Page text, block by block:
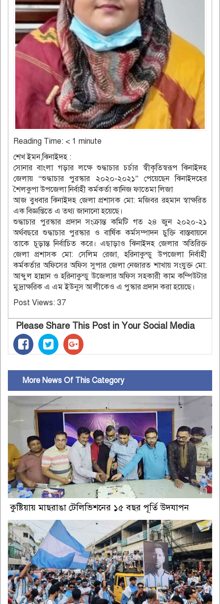
Reading Time: < 1 minute
শেখ ইমন,ঝিনাইদহ :
সোনার বাংলা গড়ার লক্ষে শুদ্ধাচার চর্চার স্বীকৃতিস্বরূপ ঝিনাইদহ
জেলায় “শুদ্ধাচার পুরস্কার ২০২০-২০২১” পেয়েছেন ঝিনাইদহের
শৈলকুপা উপজেলা নির্বাহী কর্মকর্তা কানিজ ফাতেমা লিজা
আজ বুধবার ঝিনাইদহ জেলা প্রশাসক মো: মজিবর রহমান স্বাক্ষরিত
এক বিজ্ঞপ্তিতে এ তথ্য জানানো হয়েছে।
শুদ্ধাচার পুরস্কার প্রদান সংক্রান্ত কমিটি গত ২৪ জুন ২০২০-২১
অর্থবছরে শুদ্ধাচার পুরস্কার ও বার্ষিক কর্মসম্পাদন চুক্তি বাস্তবায়নে
তাকে চূড়ান্ত নির্বাচিত করে। এছাড়াও ঝিনাইদহ জেলার অতিরিক্ত
জেলা প্রশাসক মো: সেলিম রেজা, হরিনাকুন্ডু উপজেলা নির্বাহী
কর্মকর্তার অফিসের অফিস সুপার জেলা নেজারত শাখায় সংযুক্ত মো:
আব্দুল হান্নান ও হরিনাকুন্ডু উজেলার অফিস সহকারী কাম কম্পিউটার
মুদ্রাক্ষরিক এ এম ইউনুস আলীকেও এ পুস্কার প্রদান করা হয়েছে।
Post Views: 37
Please Share This Post in Your Social Media
More News Of This Category
কুষ্টিয়ায় মাছরাঙা টেলিভিশনের ১৫ বছর পূর্তি উদযাপন